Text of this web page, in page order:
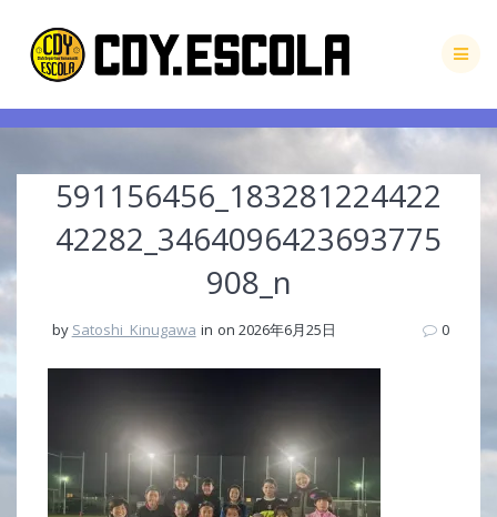
to
content
591156456_183281224422
42282_3464096423693775
908_n
by Satoshi_Kinugawa in on 2026年6月25日 0